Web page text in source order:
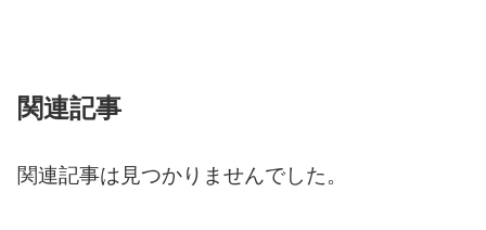
関連記事
関連記事は見つかりませんでした。